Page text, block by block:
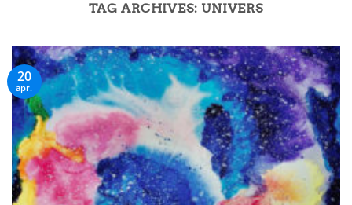
TAG ARCHIVES: UNIVERS
20
apr.